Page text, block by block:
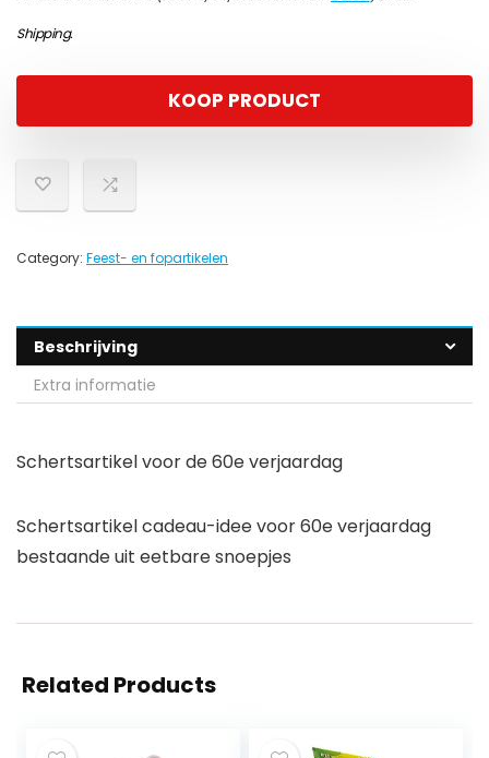
Shipping.
KOOP PRODUCT
Category: Feest- en fopartikelen
Beschrijving
Extra informatie
Schertsartikel voor de 60e verjaardag
Schertsartikel cadeau-idee voor 60e verjaardag
bestaande uit eetbare snoepjes
Related Products